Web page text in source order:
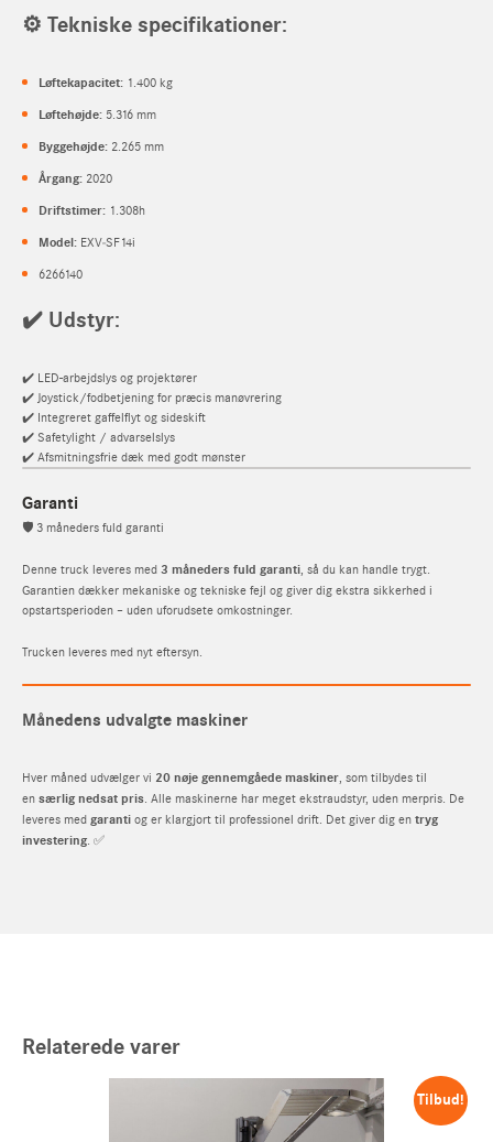
Efternavn
Efternavn
Efternavn
⚙️ Tekniske specifikationer:
Løftekapacitet: 1.400 kg
Løftehøjde: 5.316 mm
Byggehøjde: 2.265 mm
Årgang: 2020
Driftstimer: 1.308h
Model: EXV‑SF14i
6266140
✔️ Udstyr:
✔️ LED-arbejdslys og projektører
✔️ Joystick/fodbetjening for præcis manøvrering
✔️ Integreret gaffelflyt og sideskift
✔️ Safetylight / advarselslys
✔️ Afsmitningsfrie dæk med godt mønster
Garanti
🛡️ 3 måneders fuld garanti
Denne truck leveres med 3 måneders fuld garanti, så du kan handle trygt.
Garantien dækker mekaniske og tekniske fejl og giver dig ekstra sikkerhed i
opstartsperioden – uden uforudsete omkostninger.
Trucken leveres med nyt eftersyn.
Månedens udvalgte maskiner
Hver måned udvælger vi 20 nøje gennemgåede maskiner, som tilbydes til
en særlig nedsat pris. Alle maskinerne har meget ekstraudstyr, uden merpris. De
leveres med garanti og er klargjort til professionel drift. Det giver dig en tryg
investering. ✅
Relaterede varer
Tilbud!